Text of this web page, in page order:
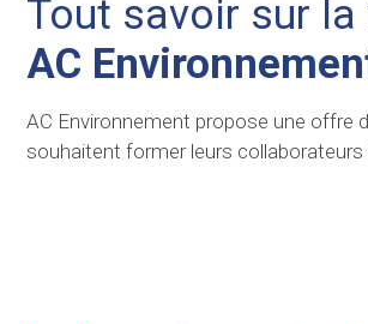
Tout savoir sur
AC
AC Environnement propose une offre
souhaitent former leurs collaborateurs